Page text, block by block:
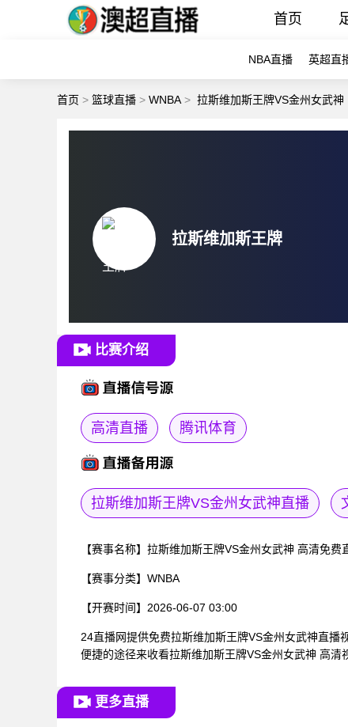
首页
NBA直播 英超直
首页 > 篮球直播 > WNBA > 拉斯维加斯王牌VS金州女武神
拉斯维加斯王牌
比赛介绍
高清直播 腾讯体育
拉斯维加斯王牌VS金州女武神直播
【赛事名称】 拉斯维加斯王牌VS金州女武神 高清免费
【赛事分类】 WNBA
【开赛时间】 2026-06-07 03:00
24直播网提供免费拉斯维加斯王牌VS金州女武神直
便捷的途径来收看拉斯维加斯王牌VS金州女武神 高清
更多直播